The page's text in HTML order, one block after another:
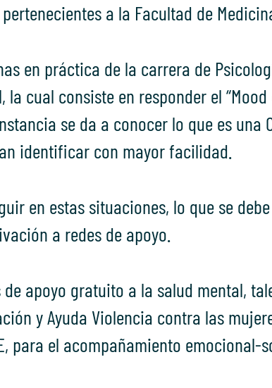
a la Facultad de
en práctica de la carrera de
cual consiste en responder el
se da a conocer lo que es
identificar con mayor facilidad.
en estas situaciones, lo que se
a redes de apoyo.
apoyo gratuito a la salud mental,
y Ayuda Violencia contra las
para el acompañamiento emocional-